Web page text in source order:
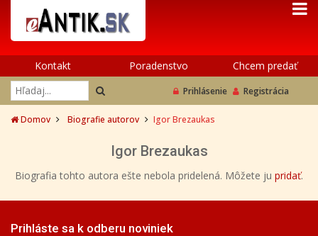
Kontakt Poradenstvo Chcem predať
Prihlásenie Registrácia
Domov Biografie autorov Igor Brezaukas
Igor Brezaukas
Biografia tohto autora ešte nebola pridelená. Môžete ju pridať.
Prihláste sa k odberu noviniek